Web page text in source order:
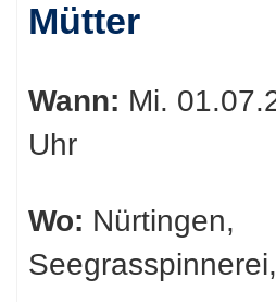
Mütter
Wann: Mi.
Uhr
Wo: Nürtingen,